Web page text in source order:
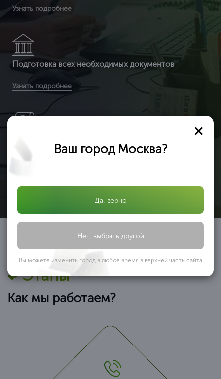
Вы получите бесплатную доставку сертификата и
приложенных к нему документов по всей России
Узнать подробнее
Подготовка всех необходимых документов
Вы получаете документ с 3-ой защитой. Специальные
бланки (наша компания заказывает их на производстве, где
Узнать подробнее
Вы получаете сертификат ИСО по выгодным расценкам
Узнать подробнее
Этапы
Как мы работаем?
Ваш город Москва?
Да, верно
Нет, выбрать другой
Вы можете изменить город в любое время в верхней части сайта